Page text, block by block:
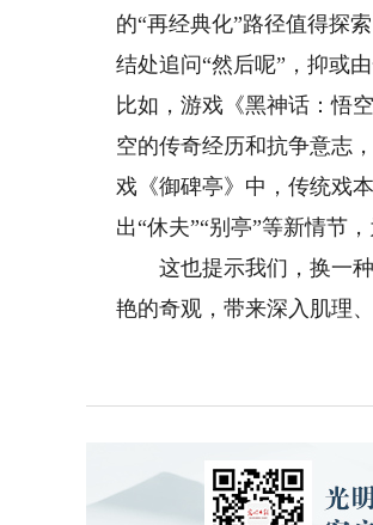
的“再经典化”路径值得探
结处追问“然后呢”，抑或
比如，游戏《黑神话：悟
空的传奇经历和抗争意志
戏《御碑亭》中，传统戏
出“休夫”“别亭”等新情节
这也提示我们，换一种
艳的奇观，带来深入肌理